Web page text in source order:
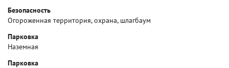
Безопасность
Огороженная территория, охрана, шлагбаум
Парковка
Наземная
Парковка